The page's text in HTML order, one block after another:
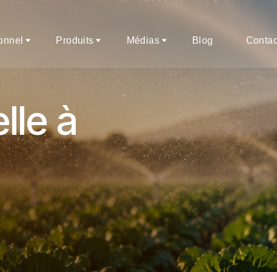
Produits Médias Blog
à